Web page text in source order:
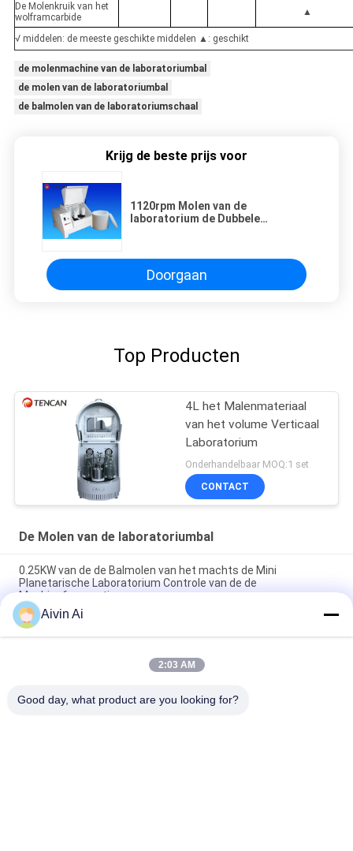
De Molenkruik van het
wolframcarbide
▲
√ middelen: de meeste geschikte middelen ▲: geschikt
de molenmachine van de laboratoriumbal
de molen van de laboratoriumbal
de balmolen van de laboratoriumschaal
Krijg de beste prijs voor
1120rpm Molen van de
laboratorium de Dubbele
Doorgaan
Top Producten
4L het Malenmateriaal
van het volume Verticaal
Laboratorium
Onderhandelbaar MOQ:1 set
CONTACT
De Molen van de laboratoriumbal
0.25KW van de de Balmolen van het machts de Mini
Planetarische Laboratorium Controle van de de
Machinefrequentie
Nano de Molenmachine van het Poederlaboratorium, van de de
Balmolen van de Laboratoriumschaal de Lange Levensduur
Verticale en Beweegbare het Laboratorium Malende Molen
Aivin Ai
2:03 AM
Good day, what product are you looking for?